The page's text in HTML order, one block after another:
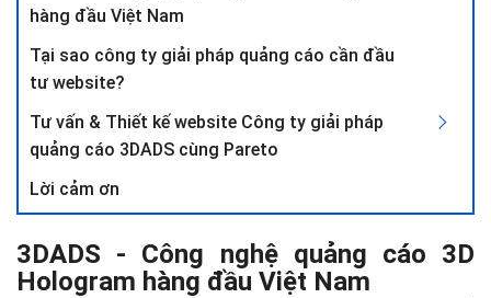
hàng đầu Việt Nam
Tại sao công ty giải pháp quảng cáo cần đầu
tư website?
Tư vấn & Thiết kế website Công ty giải pháp
quảng cáo 3DADS cùng Pareto
Lời cảm ơn
3DADS - Công nghệ quảng cáo 3D
Hologram hàng đầu Việt Nam